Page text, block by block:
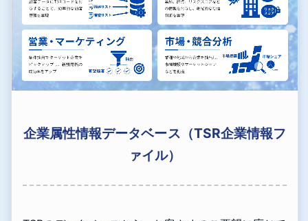
企業属性情報データベース（TSR企業情報フ
ァイル）